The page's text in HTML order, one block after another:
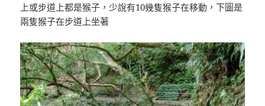
上或步道上都是猴子，少說有10幾隻猴子在移動，下圖是
兩隻猴子在步道上坐著